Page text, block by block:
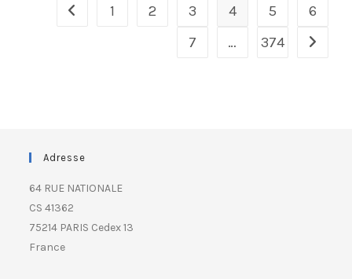
1 2 3 4 5
6
7
… 374
Adresse
64 RUE NATIONALE
CS 41362
75214 PARIS Cedex 13
France